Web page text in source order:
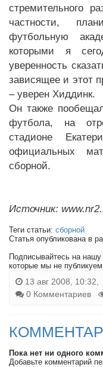
стремительного
частности,
футбольную
которыми я
уверенность
зависящее и этот
– уверен Хиддинк.
Он также
футбола, на
стадионе
официальных
сборной.
Источник:
Теги статьи: сборной
Статья опубликована в
Подписывайтесь на нашу
которые мы не
13 авг 2008, 10:32,
0 Комментариев
Пока нет ни одного
Добавьте комментарий